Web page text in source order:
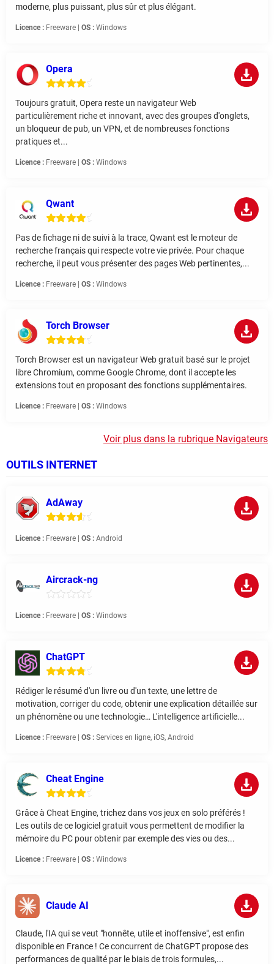
moderne, plus puissant, plus sûr et plus élégant.
Licence : Freeware | OS : Windows
Opera
Toujours gratuit, Opera reste un navigateur Web
particulièrement riche et innovant, avec des groupes d'onglets,
un bloqueur de pub, un VPN, et de nombreuses fonctions
pratiques et...
Licence : Freeware | OS : Windows
Qwant
Pas de fichage ni de suivi à la trace, Qwant est le moteur de
recherche français qui respecte votre vie privée. Pour chaque
recherche, il peut vous présenter des pages Web pertinentes,...
Licence : Freeware | OS : Windows
Torch Browser
Torch Browser est un navigateur Web gratuit basé sur le projet
libre Chromium, comme Google Chrome, dont il accepte les
extensions tout en proposant des fonctions supplémentaires.
Licence : Freeware | OS : Windows
Voir plus dans la rubrique Navigateurs
OUTILS INTERNET
AdAway
Licence : Freeware | OS : Android
Aircrack-ng
Licence : Freeware | OS : Windows
ChatGPT
Rédiger le résumé d'un livre ou d'un texte, une lettre de
motivation, corriger du code, obtenir une explication détaillée sur
un phénomène ou une technologie… L'intelligence artificielle...
Licence : Freeware | OS : Services en ligne, iOS, Android
Cheat Engine
Grâce à Cheat Engine, trichez dans vos jeux en solo préférés !
Les outils de ce logiciel gratuit vous permettent de modifier la
mémoire du PC pour obtenir par exemple des vies ou des...
Licence : Freeware | OS : Windows
Claude AI
Claude, l'IA qui se veut "honnête, utile et inoffensive", est enfin
disponible en France ! Ce concurrent de ChatGPT propose des
performances de qualité par le biais de trois formules,...